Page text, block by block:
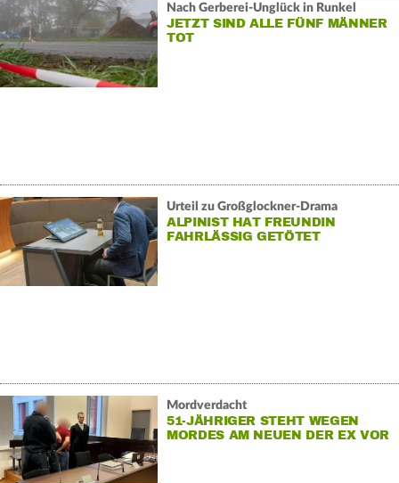
Nach Gerberei-Unglück in Runkel
JETZT SIND ALLE FÜNF MÄNNER
TOT
Urteil zu Großglockner-Drama
ALPINIST HAT FREUNDIN
FAHRLÄSSIG GETÖTET
Mordverdacht
51-JÄHRIGER STEHT WEGEN
MORDES AM NEUEN DER EX VOR